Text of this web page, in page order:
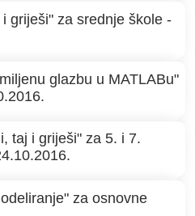
griješi" za srednje škole -
glazbu u MATLABu"
taj i griješi" za 5. i 7.
za osnovne